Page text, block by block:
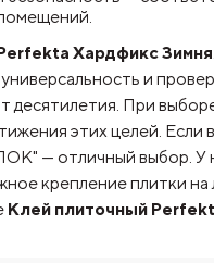
Хардфикс
и
десятилетия. При
этих целей. Если
— отличный выбор. У
крепление плитки
Клей плиточный